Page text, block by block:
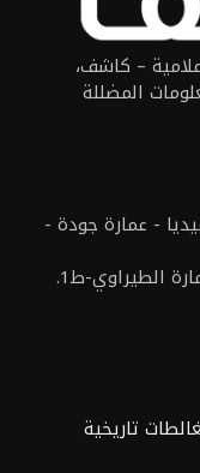
– كاشف،
المضللة
- عمارة جودة -
الطيراوي-ط1.
تاريخية